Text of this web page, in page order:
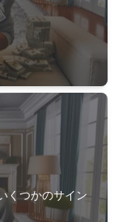
くつかのサイン